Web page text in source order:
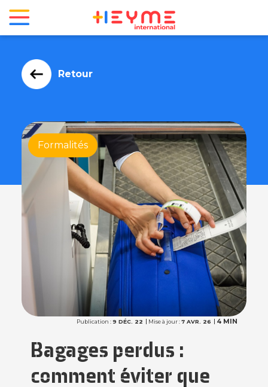
Retour
Formalités
Publication :9 DÉC. 22 Mise à jour :7 AVR. 26 4 MIN
Bagages perdus :
comment éviter que